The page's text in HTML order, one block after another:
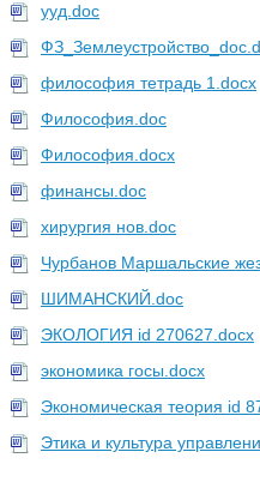
ууд.doc
философия тетрадь 1.docx
Философия.doc
Философия.docx
финансы.doc
хирургия нов.doc
Чурбанов Маршальские
ШИМАНСКИЙ.doc
ЭКОЛОГИЯ id 270627.docx
экономика госы.docx
Экономическая теория id
Этика и культура